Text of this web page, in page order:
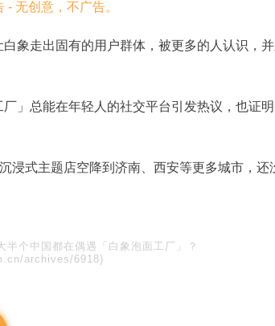
象走出固有的用户群体，被更多的人认识，
」总能在年轻人的社交平台引发热议，也证
浸式主题店空降到济南、西安等更多城市，还
半个中国都在偶遇「白象泡面工厂」？
archives/6918)